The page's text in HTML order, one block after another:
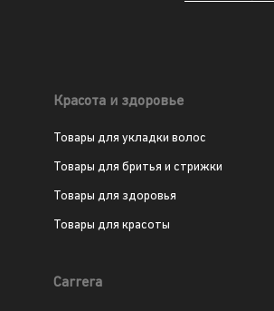
Красота и здоровье
Товары для укладки волос
Товары для бритья и стрижки
Товары для здоровья
Товары для красоты
Carrera